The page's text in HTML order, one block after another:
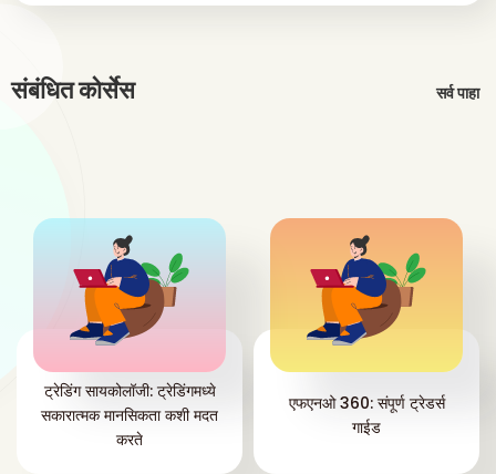
संबंधित कोर्सेस सर्व पाहा
ट्रेडिंग सायकोलॉजी: ट्रेडिंगमध्ये
सकारात्मक मानसिकता कशी मदत
करते
एफएनओ 360: संपूर्ण ट्रेडर्स
गाईड